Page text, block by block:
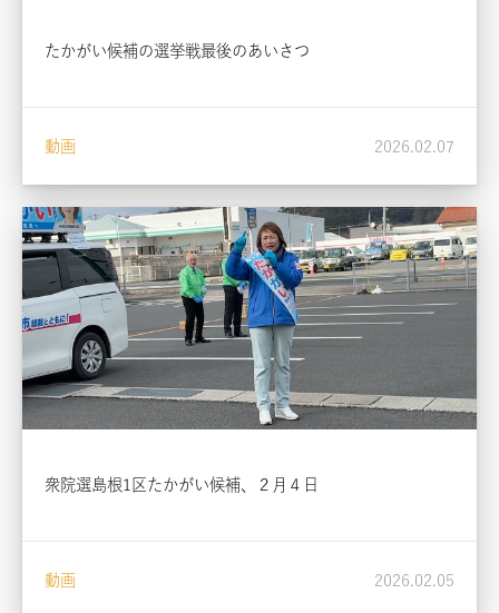
たかがい候補の選挙戦最後のあいさつ
動画 2026.02.07
衆院選島根1区たかがい候補、２月４日
動画 2026.02.05